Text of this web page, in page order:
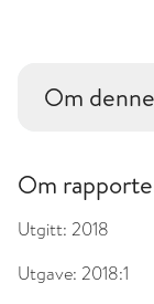
Om
Om
Utgitt: 2018
Utgave: 2018:1